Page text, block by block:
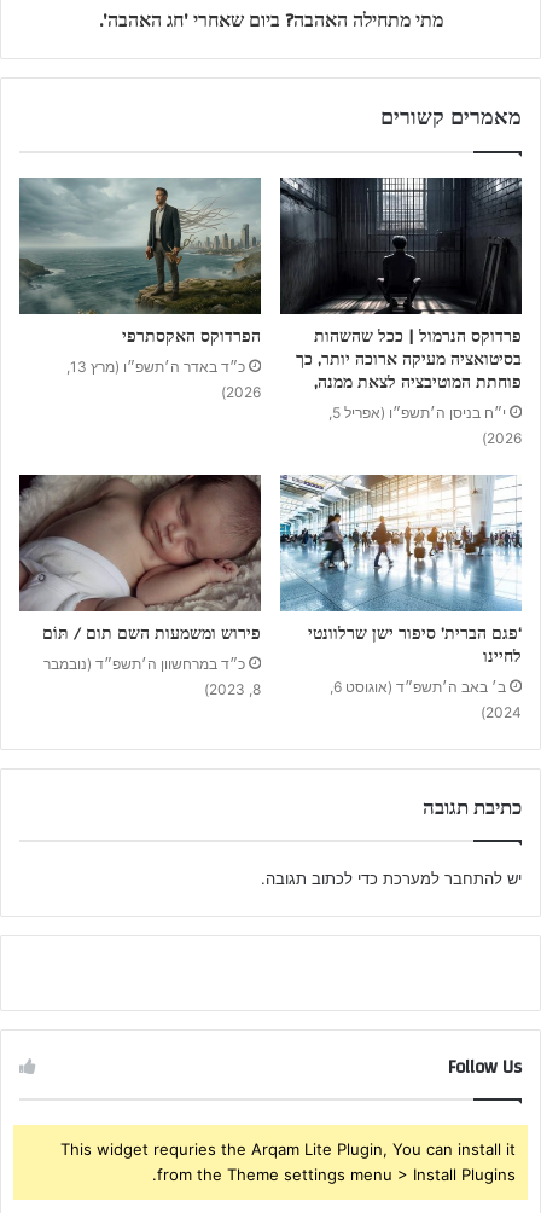
מתי מתחילה האהבה? ביום שאחרי 'חג האהבה'.
מאמרים קשורים
פרדוקס הנרמול | ככל שהשהות
בסיטואציה מעיקה ארוכה יותר, כך
פוחתת המוטיבציה לצאת ממנה,
2026)
הפרדוקס האקסתרפי
2026)
‘פגם הברית’ סיפור ישן שרלוונטי
לחיינו
2024)
פירוש ומשמעות השם תום / תּוֹם
כ״ד במרחשוון ה׳תשפ״ד (נובמבר
8, 2023)
כתיבת תגובה
יש להתחבר למערכת כדי לכתוב תגובה.
Follow Us
This widget requries the Arqam Lite Plugin, You can install it
from the Theme settings menu > Install Plugins.